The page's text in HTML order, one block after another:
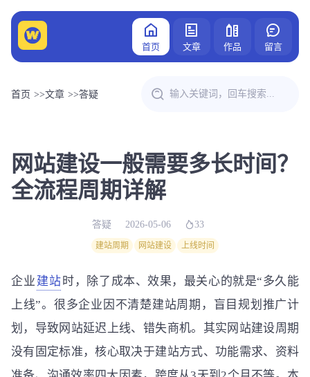
首页 文章 作品 留言
首页 >>文章 >>答疑
网站建设一般需要多长时间？
全流程周期详解
答疑 2026-05-06 33
建站周期 网站建设 上线时间
企业 建站时，除了成本、效果，最关心的就是“多久能
上线”。很多企业因不清楚建站周期，盲目规划推广计
划，导致网站延迟上线、错失商机。其实网站建设周期
没有固定标准，核心取决于建站方式、功能需求、资料